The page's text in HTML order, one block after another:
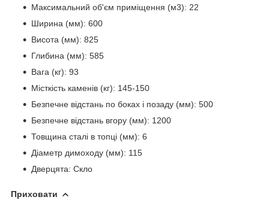
Максимальний об'єм приміщення (м3): 22
Ширина (мм): 600
Висота (мм): 825
Глибина (мм): 585
Вага (кг): 93
Місткість каменів (кг): 145-150
Безпечне відстань по боках і позаду (мм): 500
Безпечне відстань вгору (мм): 1200
Товщина сталі в топці (мм): 6
Діаметр димоходу (мм): 115
Дверцята: Скло
Приховати